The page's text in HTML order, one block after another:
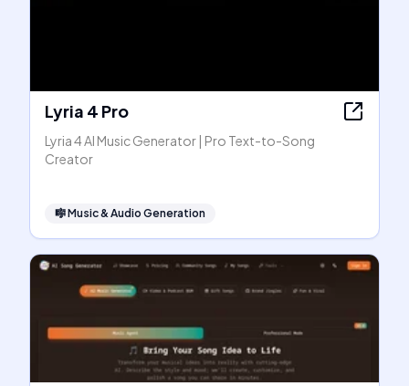
Lyria 4 Pro
Lyria 4 AI Music Generator | Pro Text-to-Song
Creator
🎼Music & Audio Generation